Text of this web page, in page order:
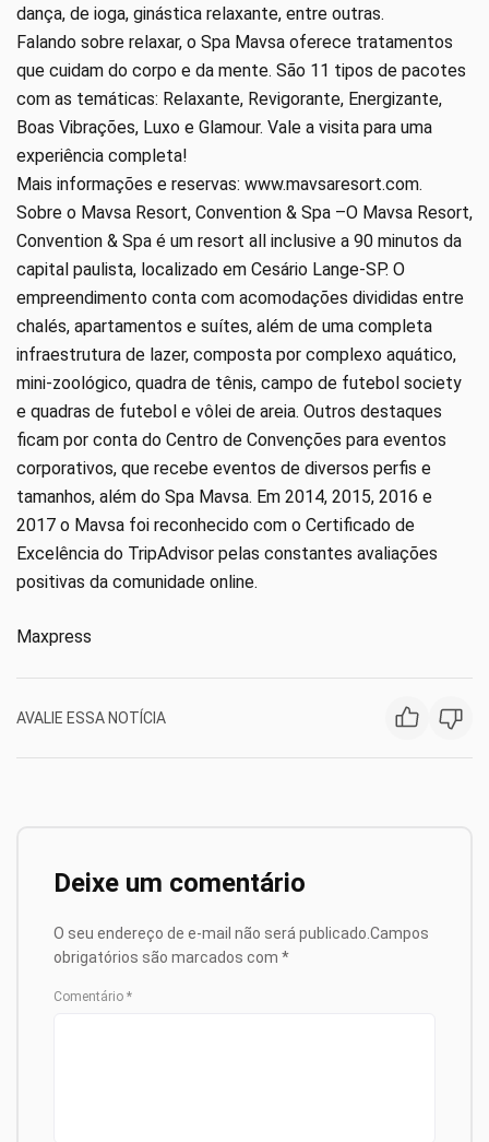
dança, de ioga, ginástica relaxante, entre outras.
Falando sobre relaxar, o Spa Mavsa oferece tratamentos
que cuidam do corpo e da mente. São 11 tipos de pacotes
com as temáticas: Relaxante, Revigorante, Energizante,
Boas Vibrações, Luxo e Glamour. Vale a visita para uma
experiência completa!
Mais informações e reservas: www.mavsaresort.com.
Sobre o Mavsa Resort, Convention & Spa –O Mavsa Resort,
Convention & Spa é um resort all inclusive a 90 minutos da
capital paulista, localizado em Cesário Lange-SP. O
empreendimento conta com acomodações divididas entre
chalés, apartamentos e suítes, além de uma completa
infraestrutura de lazer, composta por complexo aquático,
mini-zoológico, quadra de tênis, campo de futebol society
e quadras de futebol e vôlei de areia. Outros destaques
ficam por conta do Centro de Convenções para eventos
corporativos, que recebe eventos de diversos perfis e
tamanhos, além do Spa Mavsa. Em 2014, 2015, 2016 e
2017 o Mavsa foi reconhecido com o Certificado de
Excelência do TripAdvisor pelas constantes avaliações
positivas da comunidade online.
Maxpress
AVALIE ESSA NOTÍCIA
Deixe um comentário
O seu endereço de e-mail não será publicado.Campos
obrigatórios são marcados com *
Comentário *